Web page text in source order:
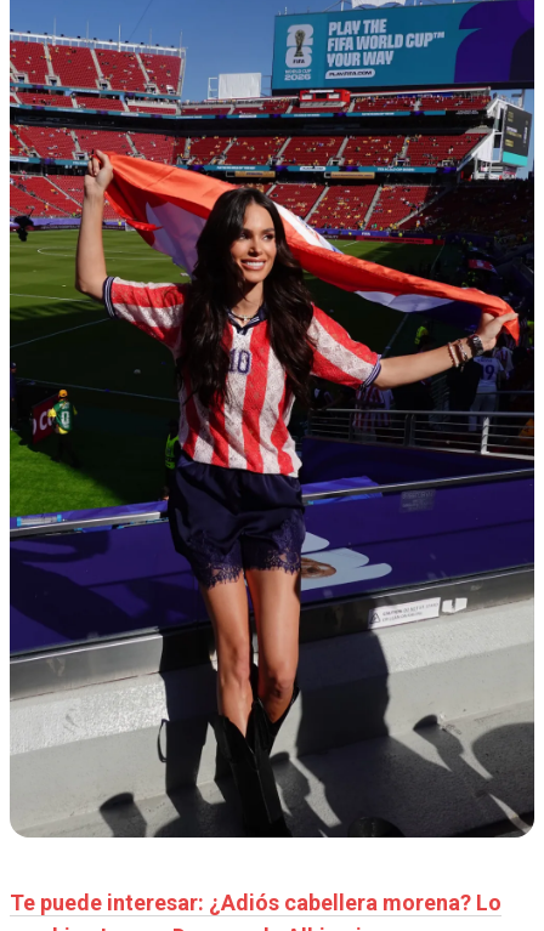
Te puede interesar: ¿Adiós cabellera morena? Lo